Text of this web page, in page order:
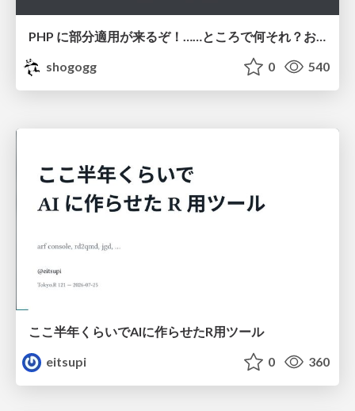
PHP に部分適用が来るぞ！……ところで何それ？おいしいの？ #phpcon / phpcon-2026
shogogg
0 540
ここ半年くらいでAIに作らせたR用ツール
eitsupi
0 360